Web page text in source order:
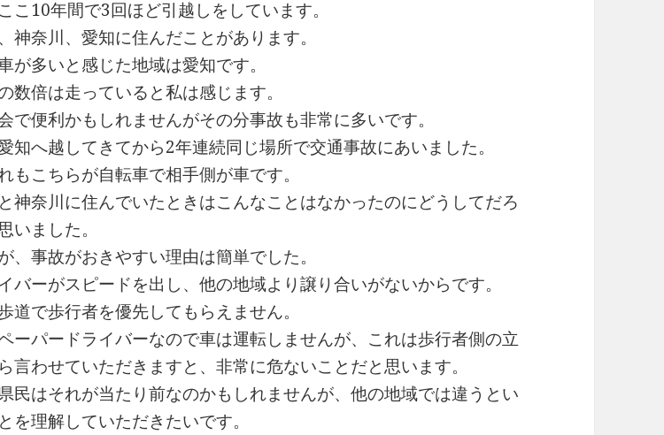
こ10年間で3回ほど引越しをしています。
神奈川、愛知に住んだことがあります。
が多いと感じた地域は愛知です。
数倍は走っていると私は感じます。
で便利かもしれませんがその分事故も非常に多いです。
知へ越してきてから2年連続同じ場所で交通事故にあいました。
もこちらが自転車で相手側が車です。
神奈川に住んでいたときはこんなことはなかったのにどうしてだろ
いました。
、事故がおきやすい理由は簡単でした。
バーがスピードを出し、他の地域より譲り合いがないからです。
道で歩行者を優先してもらえません。
ーパードライバーなので車は運転しませんが、これは歩行者側の立
言わせていただきますと、非常に危ないことだと思います。
民はそれが当たり前なのかもしれませんが、他の地域では違うとい
を理解していただきたいです。